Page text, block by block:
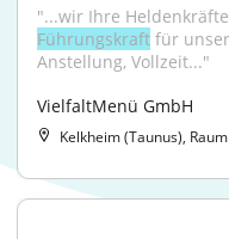
Führungskraft für
Anstellung, Vollzeit..."
VielfaltMenü GmbH
Kelkheim (Taunus), Raum